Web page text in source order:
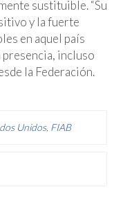
sustituible. “Su
y la fuerte
en aquel país
presencia, incluso
la Federación.
Unidos, FIAB